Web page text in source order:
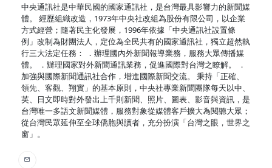
中央通訊社是中華民國的國家通訊社，是台灣最具影響力的新聞媒
體。 經歷組織改造，1973年中央社改組為股份有限公司，以企業
方式經營；隨著民主化發展，1996年依據「中央通訊社設置條
例」改制為財團法人，定位為全民共有的國家通訊社，獨立超然執
行三大法定任務： ．辦理國內外新聞報導業務，服務大眾傳播媒
體。 ．辦理國家對外新聞通訊業務，促進國際對台灣之瞭解。 ．
加強與國際新聞通訊社合作，增進國際新聞交流。 秉持「正確、
領先、客觀、翔實」的基本原則，中央社專業新聞團隊每天以中、
英、日文即時對外發出上千則新聞、照片、圖表、影音與資訊，是
台灣唯一多語文新聞媒體，服務對象從媒體客戶擴大為閱聽大眾；
從台灣民眾延伸至全球僑胞與讀者，充分扮演「台灣之眼，世界之
窗」。